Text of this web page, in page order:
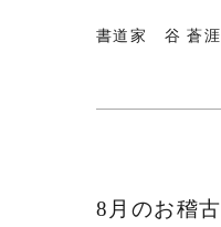
書道家 谷 蒼涯
8月のお稽古